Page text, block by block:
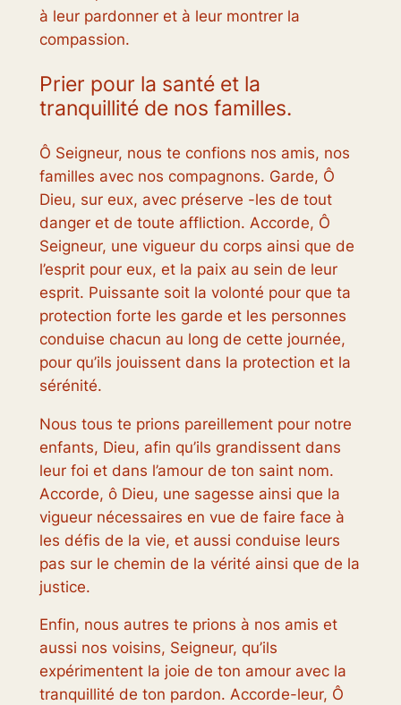
à leur pardonner et à leur montrer la
compassion.
Prier pour la santé et la
tranquillité de nos familles.
Ô Seigneur, nous te confions nos amis, nos
familles avec nos compagnons. Garde, Ô
Dieu, sur eux, avec préserve -les de tout
danger et de toute affliction. Accorde, Ô
Seigneur, une vigueur du corps ainsi que de
l’esprit pour eux, et la paix au sein de leur
esprit. Puissante soit la volonté pour que ta
protection forte les garde et les personnes
conduise chacun au long de cette journée,
pour qu’ils jouissent dans la protection et la
sérénité.
Nous tous te prions pareillement pour notre
enfants, Dieu, afin qu’ils grandissent dans
leur foi et dans l’amour de ton saint nom.
Accorde, ô Dieu, une sagesse ainsi que la
vigueur nécessaires en vue de faire face à
les défis de la vie, et aussi conduise leurs
pas sur le chemin de la vérité ainsi que de la
justice.
Enfin, nous autres te prions à nos amis et
aussi nos voisins, Seigneur, qu’ils
expérimentent la joie de ton amour avec la
tranquillité de ton pardon. Accorde-leur, Ô